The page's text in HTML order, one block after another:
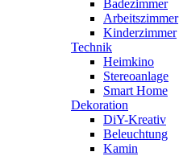
Badezimmer
Arbeitszimmer
Kinderzimmer
Technik
Heimkino
Stereoanlage
Smart Home
Dekoration
DiY-Kreativ
Beleuchtung
Kamin